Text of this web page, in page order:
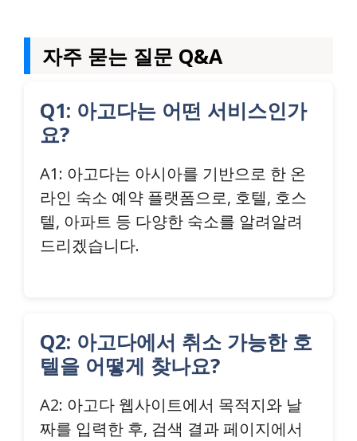
자주 묻는 질문 Q&A
Q1: 아고다는 어떤 서비스인가
요?
A1: 아고다는 아시아를 기반으로 한 온
라인 숙소 예약 플랫폼으로, 호텔, 호스
텔, 아파트 등 다양한 숙소를 알려알려
드리겠습니다.
Q2: 아고다에서 취소 가능한 호
텔을 어떻게 찾나요?
A2: 아고다 웹사이트에서 목적지와 날
짜를 입력한 후, 검색 결과 페이지에서